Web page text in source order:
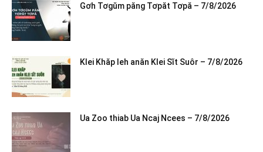
Gơh Tơgŭm păng Tơpăt Tơpă – 7/8/2026
Klei Khăp leh anăn Klei Sĭt Suôr – 7/8/2026
Ua Zoo thiab Ua Ncaj Ncees – 7/8/2026